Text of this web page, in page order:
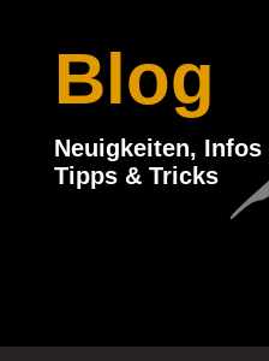
Blog
Neuigkeiten, Infos
Tipps & Tricks